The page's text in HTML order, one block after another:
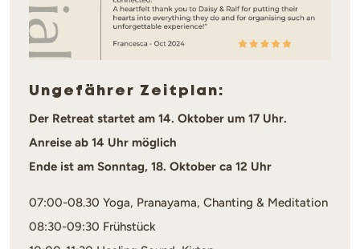
Ungefährer Zeitplan:
Der Retreat startet am 14. Oktober um 17 Uhr.
Anreise ab 14 Uhr möglich
Ende ist am Sonntag, 18. Oktober ca 12 Uhr
07:00-08.30 Yoga, Pranayama, Chanting & Meditation
08:30-09:30 Frühstück